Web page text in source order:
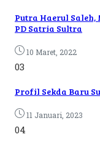
Putra Haerul
PD Satria Sultra
10 Maret, 2022
03
Profil Sekda Baru
11 Januari, 2023
04